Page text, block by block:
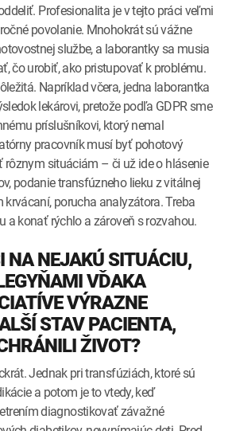
Profesionalita je v tejto práci veľmi
povolanie. Mnohokrát sú vážne
službe, a laborantky sa musia
čo urobiť, ako pristupovať k problému.
Napríklad včera, jedna laborantka
lekárovi, pretože podľa GDPR sme
príslušníkovi, ktorý nemal
pracovník musí byť pohotový
rôznym situáciám – či už ide o hlásenie
podanie transfúzneho lieku z vitálnej
porucha analyzátora. Treba
a konať rýchlo a zároveň s rozvahou.
NA NEJAKÚ SITUÁCIU,
VĎAKA
VÝRAZNE
STAV PACIENTA,
ŽIVOT?
Jednak pri transfúziách, ktoré sú
a potom je to vtedy, keď
diagnostikovať závažné